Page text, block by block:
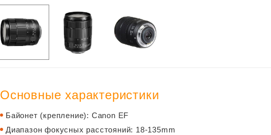
Основные характеристики
Байонет (крепление): Canon EF
Диапазон фокусных расстояний: 18-135mm